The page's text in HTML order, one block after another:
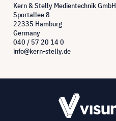
Kern & Stelly Medientechnik GmbH
Sportallee 8
22335 Hamburg
Germany
040 / 57 20 14 0
info@kern-stelly.de